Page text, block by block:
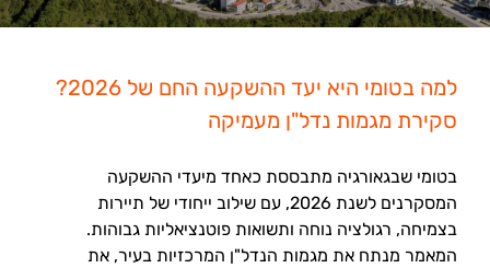
למה בטומי היא יעד ההשקעה החם של 2026?
סקירת מגמות נדל"ן מעמיקה
בטומי שבגאורגיה מתבססת כאחד מיעדי ההשקעה
המסקרנים לשנת 2026, עם שילוב ייחודי של תיירות
בצמיחה, רגולציה נוחה ותשואות פוטנציאליות גבוהות.
המאמר מנתח את מגמות הנדל"ן המרכזיות בעיר, את